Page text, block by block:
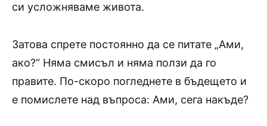
си усложняваме живота.
Затова спрете постоянно да се питате „Ами,
ако?“ Няма смисъл и няма ползи да го
правите. По-скоро погледнете в бъдещето и
е помислете над въпроса: Ами, сега накъде?